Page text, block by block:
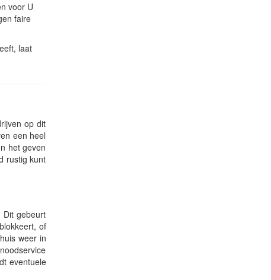
voor U
faire
laat
op dit
een heel
het geven
rustig kunt
Dit gebeurt
of
weer in
eventuele